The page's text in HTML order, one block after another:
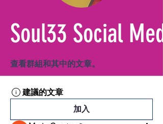
Soul33 Social
查看群組和其中的文章。
建議的文章
加入